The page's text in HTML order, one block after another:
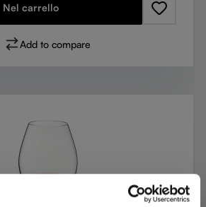
Nel carrello
Add to compare